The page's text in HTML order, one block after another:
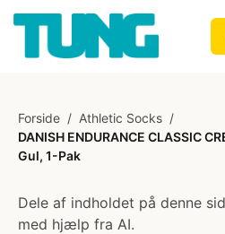
Forside / Athletic Socks /
DANISH ENDURANCE CLASSIC
Gul, 1-Pak
Dele af indholdet på denne
med hjælp fra AI.